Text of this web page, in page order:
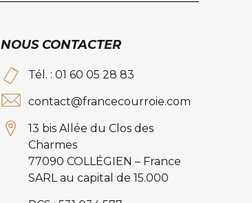
NOUS CONTACTER
Tél. : 01 60 05 28 83
contact@francecourroie.com
13 bis Allée du Clos des
Charmes
77090 COLLÉGIEN – France
SARL au capital de 15.000